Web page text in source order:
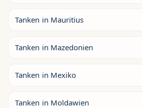
Tanken in Mauritius
Tanken in Mazedonien
Tanken in Mexiko
Tanken in Moldawien